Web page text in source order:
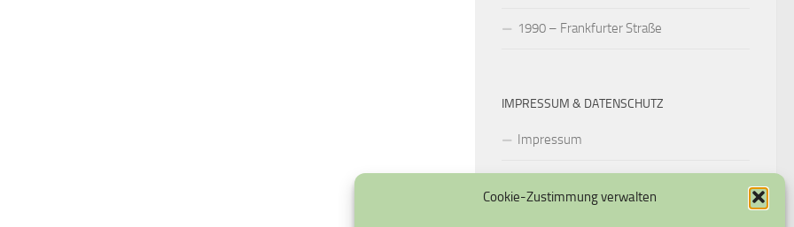
Cookie-Zustimmung verwalten
1990 – Frankfurter Straße
IMPRESSUM & DATENSCHUTZ
Impressum